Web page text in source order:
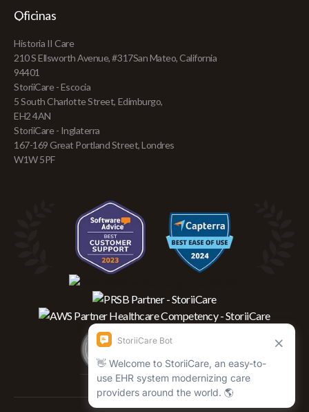
Oficinas
Historia II Care
210 S Ellsworth Avenue, #317San Mateo, California
94401
StoriiCare - Escocia
5 South Charlotte Street, Edimburgo,
EH2 4AN
StoriiCare - Inglaterra
167-169 Great Portland Street, Londres
W1W 5PF